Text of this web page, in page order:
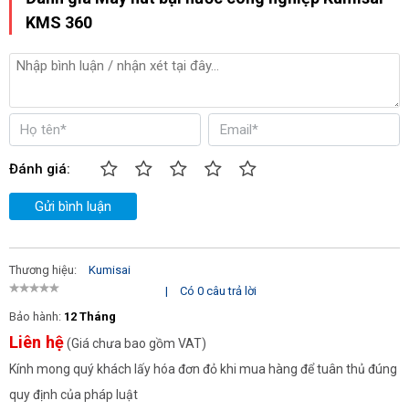
KMS 360
Đánh giá:
Gửi bình luận
Thương hiệu:
Kumisai
|
Có 0 câu trả lời
Bảo hành: 12 Tháng
Liên hệ(Giá chưa bao gồm VAT)
Kính mong quý khách lấy hóa đơn đỏ khi mua hàng để tuân thủ đúng
quy định của pháp luật